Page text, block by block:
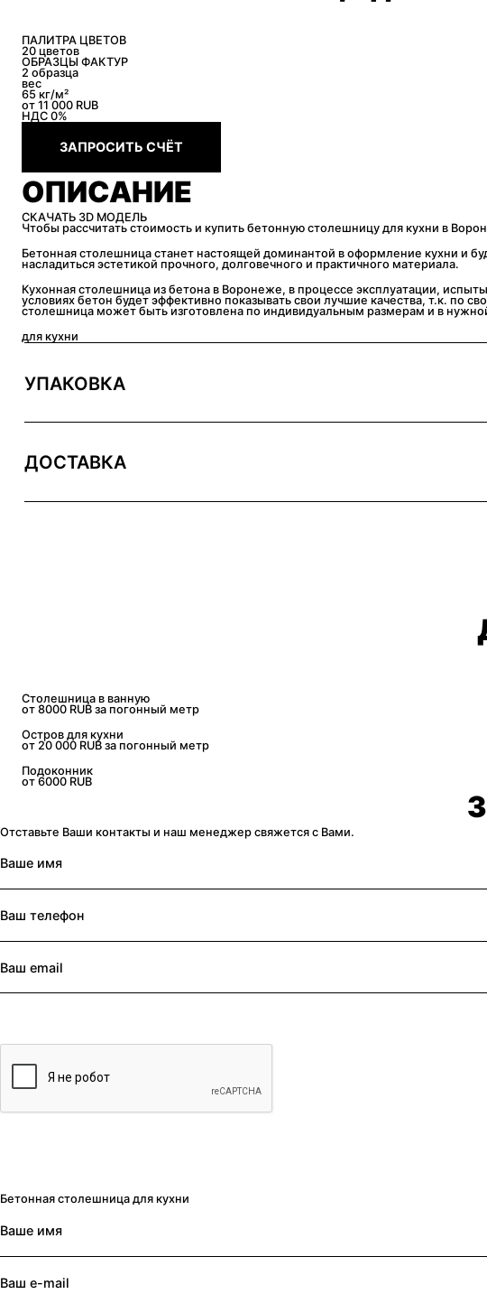
ПАЛИТРА ЦВЕТОВ
20 цветов
ОБРАЗЦЫ ФАКТУР
2 образца
вес
65 кг/м²
от 11 000 RUB
НДС 0%
ЗАПРОСИТЬ СЧЁТ
ОПИСАНИЕ
СКАЧАТЬ 3D МОДЕЛЬ
Чтобы рассчитать стоимость и купить бетонную столешницу для кухни в
Бетонная столешница станет настоящей доминантой в оформление кухни и
насладиться эстетикой прочного, долговечного и практичного материала.
Кухонная столешница из бетона в Воронеже, в процессе эксплуатации,
условиях бетон будет эффективно показывать свои лучшие качества, т.к. по
столешница может быть изготовлена по индивидуальным размерам и в
для кухни
УПАКОВКА
ДОСТАВКА
Столешница в ванную
от 8000 RUB за погонный метр
Остров для кухни
от 20 000 RUB за погонный метр
Подоконник
от 6000 RUB
Отставьте Ваши контакты и наш менеджер свяжется с Вами.
Бетонная столешница для кухни